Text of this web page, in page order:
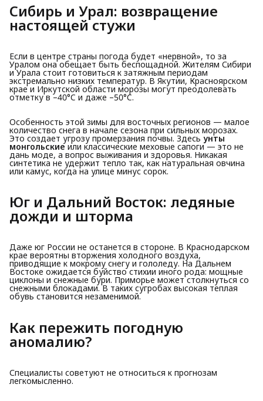
Сибирь и Урал: возвращение
настоящей стужи
Если в центре страны погода будет «нервной», то за
Уралом она обещает быть беспощадной. Жителям Сибири
и Урала стоит готовиться к затяжным периодам
экстремально низких температур. В Якутии, Красноярском
крае и Иркутской области морозы могут преодолевать
отметку в –40°C и даже –50°C.
Особенность этой зимы для восточных регионов — малое
количество снега в начале сезона при сильных морозах.
Это создает угрозу промерзания почвы. Здесь унты
монгольскиеили классические меховые сапоги — это не
дань моде, а вопрос выживания и здоровья. Никакая
синтетика не удержит тепло так, как натуральная овчина
или камус, когда на улице минус сорок.
Юг и Дальний Восток: ледяные
дожди и шторма
Даже юг России не останется в стороне. В Краснодарском
крае вероятны вторжения холодного воздуха,
приводящие к мокрому снегу и гололеду. На Дальнем
Востоке ожидается буйство стихии иного рода: мощные
циклоны и снежные бури. Приморье может столкнуться со
снежными блокадами. В таких сугробах высокая теплая
обувь становится незаменимой.
Как пережить погодную
аномалию?
Специалисты советуют не относиться к прогнозам
легкомысленно.